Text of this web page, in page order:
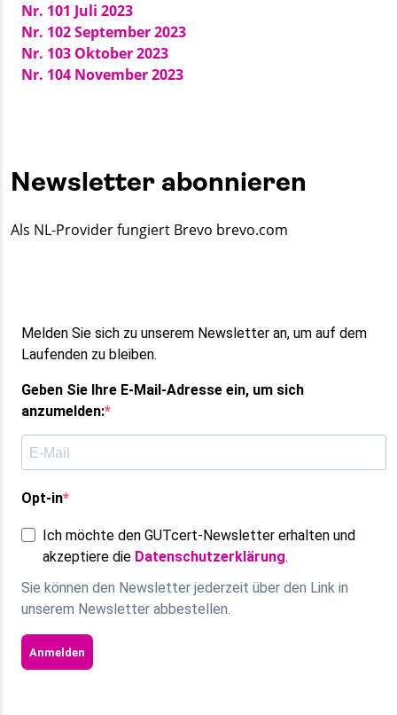
Nr. 101 Juli 2023
Nr. 102 September 2023
Nr. 103 Oktober 2023
Nr. 104 November 2023
Newsletter abonnieren
Als NL-Provider fungiert Brevo brevo.com
Melden Sie sich zu unserem Newsletter an, um auf dem
Laufenden zu bleiben.
Geben Sie Ihre E-Mail-Adresse ein, um sich
anzumelden:
Opt-in
Ich möchte den GUTcert-Newsletter erhalten und
akzeptiere die Datenschutzerklärung.
Sie können den Newsletter jederzeit über den Link in
unserem Newsletter abbestellen.
Anmelden